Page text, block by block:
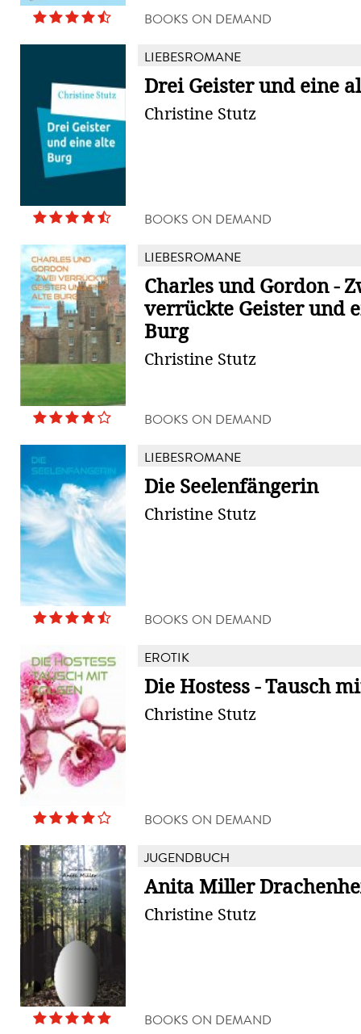
BOOKS ON DEMAND
LIEBESROMANE
Drei Geister und eine
Christine Stutz
BOOKS ON DEMAND
LIEBESROMANE
Charles und Gordon -
verrückte Geister und
Burg
Christine Stutz
BOOKS ON DEMAND
LIEBESROMANE
Die Seelenfängerin
Christine Stutz
BOOKS ON DEMAND
EROTIK
Die Hostess - Tausch
Christine Stutz
BOOKS ON DEMAND
JUGENDBUCH
Anita Miller
Christine Stutz
BOOKS ON DEMAND